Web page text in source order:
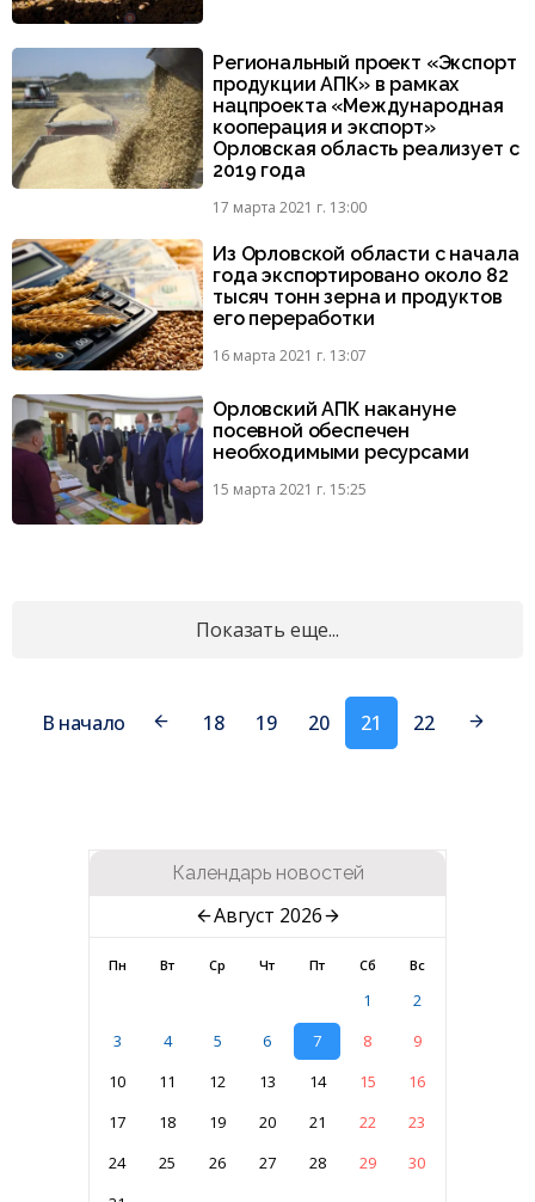
Региональный проект «Экспорт
продукции АПК» в рамках
нацпроекта «Международная
кооперация и экспорт»
Орловская область реализует с
2019 года
17 марта 2021 г. 13:00
Из Орловской области с начала
года экспортировано около 82
тысяч тонн зерна и продуктов
его переработки
16 марта 2021 г. 13:07
Орловский АПК накануне
посевной обеспечен
необходимыми ресурсами
15 марта 2021 г. 15:25
Показать еще...
В начало 18 19 20 21 22
Календарь новостей
Август 2026
Пн Вт Ср Чт Пт Сб Вс
1
2
3
4 5 6 7 8
9
10
11 12 13 14 15
16
17
18 19 20 21 22
23
24
25 26 27 28 29
30